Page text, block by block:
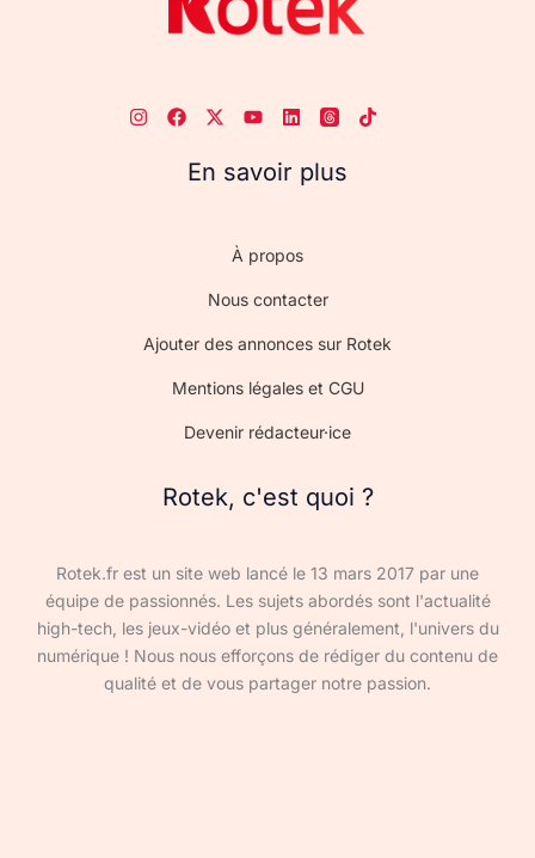
En savoir plus
À propos
Nous contacter
Ajouter des annonces sur Rotek
Mentions légales et CGU
Devenir rédacteur·ice
Rotek, c'est quoi ?
Rotek.fr est un site web lancé le 13 mars 2017 par une
équipe de passionnés. Les sujets abordés sont l'actualité
high-tech, les jeux-vidéo et plus généralement, l'univers du
numérique ! Nous nous efforçons de rédiger du contenu de
qualité et de vous partager notre passion.